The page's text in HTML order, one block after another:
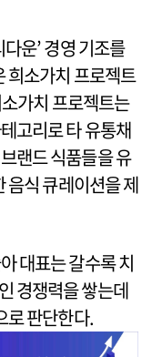
운’ 경영 기조를
희소가치 프로젝트
가치 프로젝트는
고리로 타 유통채
랜드 식품들을 유
음식 큐레이션을 제
대표는 갈수록 치
경쟁력을 쌓는데
로 판단한다.